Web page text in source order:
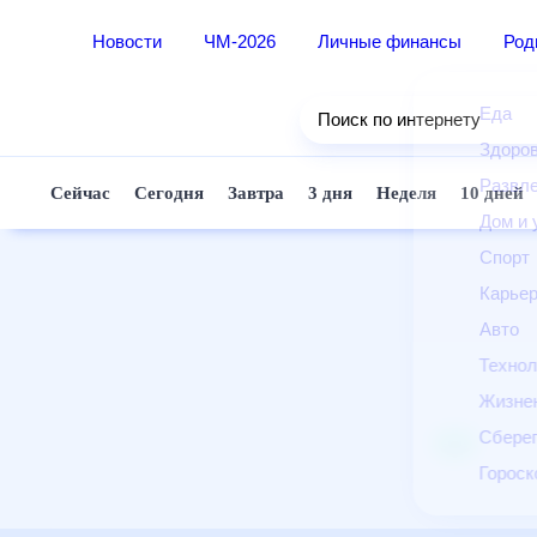
Новости ЧМ-2026 Личные финансы
Еда
Дом
Спорт
Авто
Поиск по интернету
Сейчас Сегодня Завтра 3 дня Неделя 10